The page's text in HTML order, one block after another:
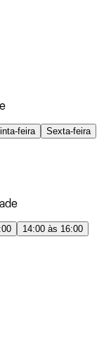
feira
Sexta-feira
14:00 às 16:00